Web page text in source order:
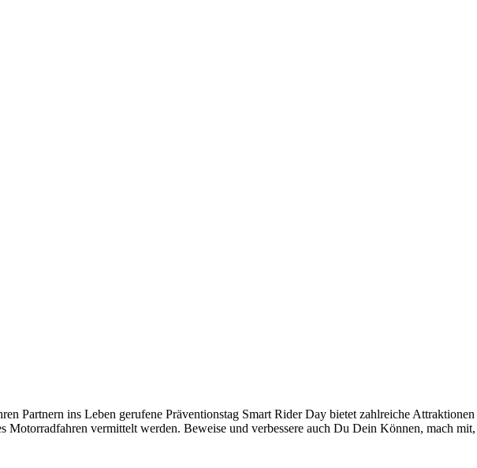
Partnern ins Leben gerufene Präventionstag Smart Rider Day bietet zahlreiche
Motorradfahren vermittelt werden. Beweise und verbessere auch Du Dein Können, mach